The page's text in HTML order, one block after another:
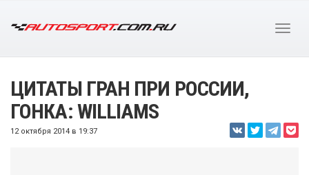
ЦИТАТЫ ГРАН ПРИ РОССИИ,
ГОНКА: WILLIAMS
12 октября 2014 в 19:37